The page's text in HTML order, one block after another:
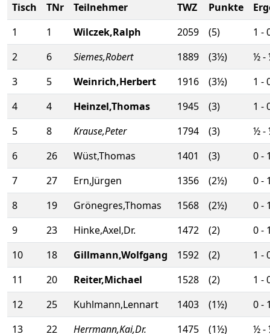
Tisch TNr Teilnehmer TWZ Punkte
1
1 Wilczek,Ralph 2059 (5)
1 -
2
6 Siemes,Robert 1889 (3½)
½ -
3
5 Weinrich,Herbert 1916 (3½)
1 -
4
4 Heinzel,Thomas 1945 (3)
1 -
5
8 Krause,Peter 1794 (3)
½ -
6
26 Wüst,Thomas 1401 (3)
0 -
7
27 Ern,Jürgen 1356 (2½)
0 -
8
19 Grönegres,Thomas 1568 (2½)
0 -
9
23 Hinke,Axel,Dr. 1472 (2)
0 -
10
18 Gillmann,Wolfgang 1592 (2)
1 -
11
20 Reiter,Michael 1528 (2)
1 -
12
25 Kuhlmann,Lennart 1403 (1½)
0 -
13
22 Herrmann,Kai,Dr. 1475 (1½) ½ -